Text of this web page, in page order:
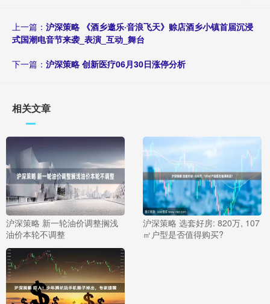
上一篇： 沪深策略 《酒乡邀乐·音浪飞天》赊店酒乡小镇首届沉浸
式国潮电音节来袭_表演_互动_舞台
下一篇： 沪深策略 创新医疗06月30日涨停分析
相关文章
沪深策略 新一轮油价调整搁浅
油价本轮不调整
沪深策略 选套好房: 820万, 107
㎡户型是否值得购买?